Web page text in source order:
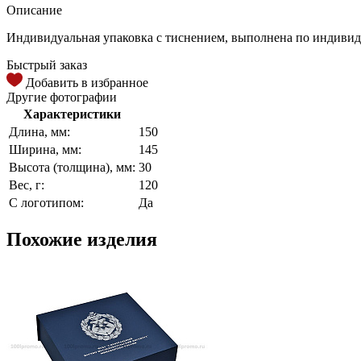
Описание
Индивидуальная упаковка с тиснением, выполнена по
Быстрый заказ
Добавить в избранное
Другие фотографии
Характеристики
Длина, мм:
150
Ширина, мм:
145
Высота (толщина), мм: 30
Вес, г:
120
С логотипом:
Да
Похожие изделия